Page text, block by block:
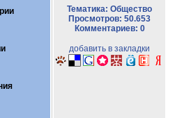
Тематика: Общество
Просмотров: 50.653
Комментариев: 0
добавить в закладки